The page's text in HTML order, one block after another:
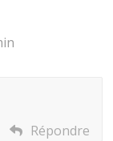
Répondre